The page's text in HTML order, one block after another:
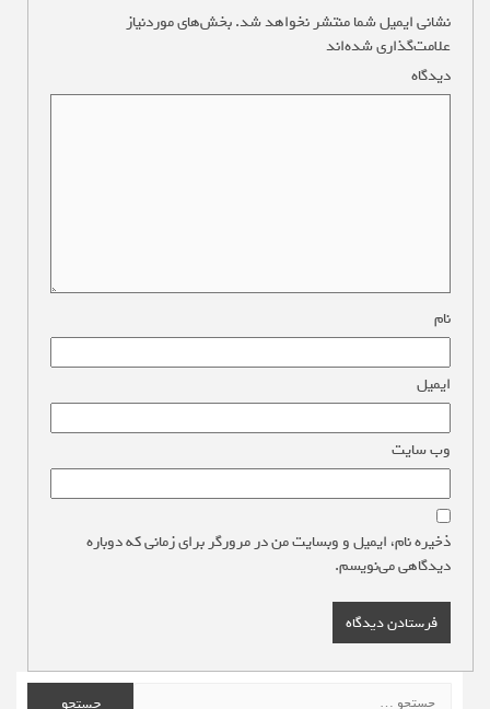
نشانی ایمیل شما منتشر نخواهد شد.بخش‌های موردنیاز
علامت‌گذاری شده‌اند
دیدگاه
نام
ایمیل
وب‌ سایت
ذخیره نام، ایمیل و وبسایت من در مرورگر برای زمانی که دوباره
دیدگاهی می‌نویسم.